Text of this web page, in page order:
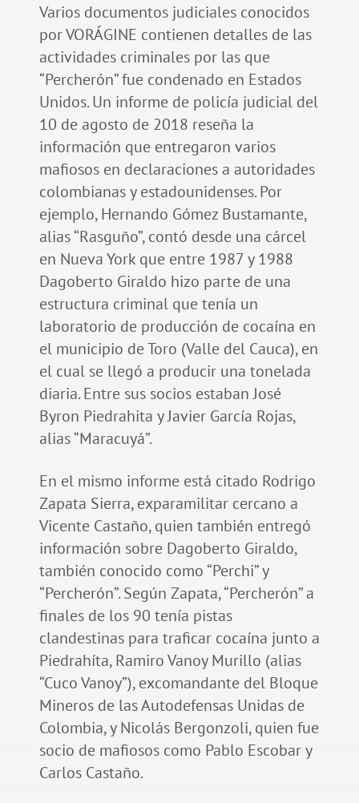
Varios documentos judiciales conocidos
por VORÁGINE contienen detalles de las
actividades criminales por las que
“Percherón” fue condenado en Estados
Unidos. Un informe de policía judicial del
10 de agosto de 2018 reseña la
información que entregaron varios
mafiosos en declaraciones a autoridades
colombianas y estadounidenses. Por
ejemplo, Hernando Gómez Bustamante,
alias “Rasguño”, contó desde una cárcel
en Nueva York que entre 1987 y 1988
Dagoberto Giraldo hizo parte de una
estructura criminal que tenía un
laboratorio de producción de cocaína en
el municipio de Toro (Valle del Cauca), en
el cual se llegó a producir una tonelada
diaria. Entre sus socios estaban José
Byron Piedrahita y Javier García Rojas,
alias “Maracuyá”.
En el mismo informe está citado Rodrigo
Zapata Sierra, exparamilitar cercano a
Vicente Castaño, quien también entregó
información sobre Dagoberto Giraldo,
también conocido como “Perchi” y
“Percherón”. Según Zapata, “Percherón” a
finales de los 90 tenía pistas
clandestinas para traficar cocaína junto a
Piedrahíta, Ramiro Vanoy Murillo (alias
“Cuco Vanoy”), excomandante del Bloque
Mineros de las Autodefensas Unidas de
Colombia, y Nicolás Bergonzoli, quien fue
socio de mafiosos como Pablo Escobar y
Carlos Castaño.